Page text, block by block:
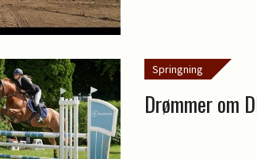
Springning
Drømmer om